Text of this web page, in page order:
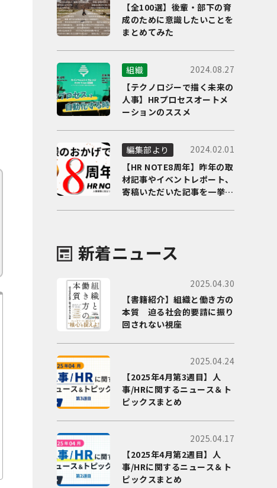
【全100選】後輩・部下の育
成のために意識したいことを
まとめてみた
組織
2024.08.27
【テクノロジーで描く未来の
人事】HRプロセスオートメ
ーションのススメ
編集部より
2024.02.01
【HR NOTE8周年】昨年の取
材記事やイベントレポート、
寄稿いただいた記事を一挙に
新着ニュース
2025.04.30
【書籍紹介】組織と働き方の
本質 迫る社会的要請に振り
回されない視座
2025.04.24
【2025年4月第3週目】人
事/HRに関するニュース＆ト
ピックスまとめ
2025.04.17
【2025年4月第2週目】人
事/HRに関するニュース＆ト
ピックスまとめ